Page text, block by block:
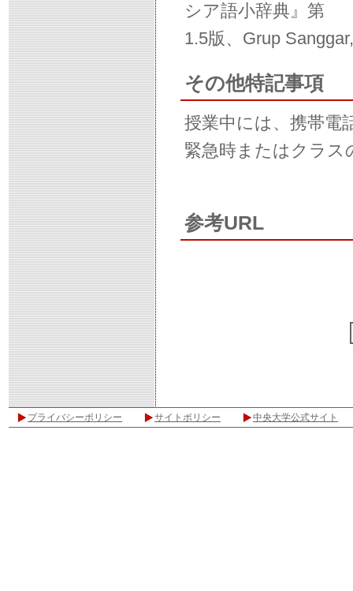
シア語小辞典』第
1.5版、Grup
その他特記事項
授業中には、携帯電
緊急時またはクラス
参考URL
プライバシーポリシー サイトポリシー 中央大学公式サイト